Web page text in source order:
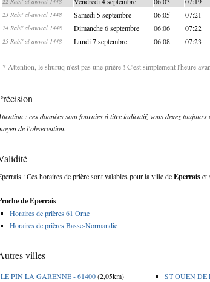
23 Rabi' al-awwal 1448 Samedi 5 septembre 06:05 07:21
24 Rabi' al-awwal 1448 Dimanche 6 septembre 06:06 07:22
25 Rabi' al-awwal 1448 Lundi 7 septembre 06:08 07:23
* Attention, le shuruq n'est pas une prière ! C'est simplement l'heure
: ces données sont fournies à titre indicatif, vous devez
de l'observation.
: Ces horaires de prière sont valables pour la ville deEperraiset
de Eperrais
Horaires de prières 61 Orne
Horaires de prières Basse-Normandie
villes
LE PIN LA GARENNE - 61400(2,05km)
ST OUEN DE